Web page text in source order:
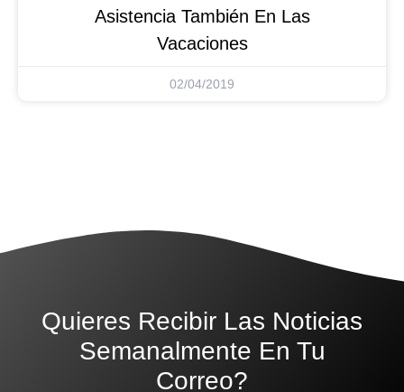
Asistencia También En Las
Vacaciones
02/04/2019
Quieres Recibir Las Noticias
Semanalmente En Tu
Correo?